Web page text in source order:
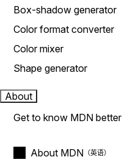
Box-shadow generator
Color format converter
Color mixer
Shape generator
About
Get to know MDN better
About MDN